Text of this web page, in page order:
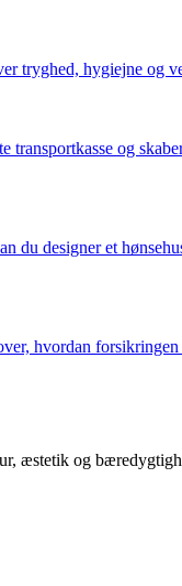
tryghed, hygiejne og
transportkasse og
designer et
hvordan
æstetik og